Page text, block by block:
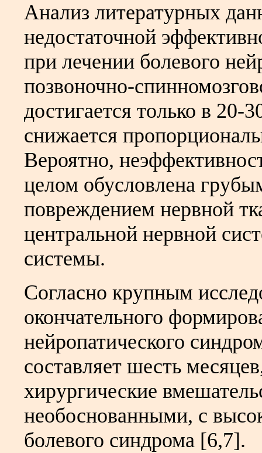
Анализ литературных
недостаточной
при лечении болевого
позвоночно-
достигается только в 20-
снижается
Вероятно,
целом обусловлена
повреждением нервной
центральной нервной
системы.
Согласно крупным
окончательного
нейропатического
составляет шесть
хирургические
необоснованными, с
болевого синдрома [6,7].